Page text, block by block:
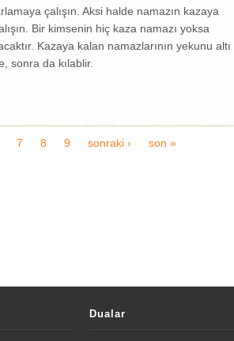
çalışın. Aksi halde namazın kazaya
Bir kimsenin hiç kaza namazı yoksa
Kazaya kalan namazlarının yekunu altı
sonra da kılablir.
7 8 9 sonraki › son »
Dualar